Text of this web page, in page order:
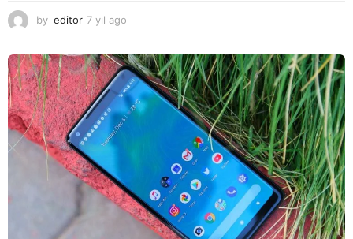
by editor 7 yıl ago
l
a
g
o